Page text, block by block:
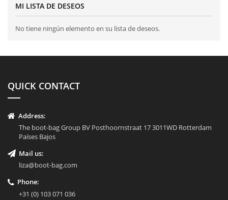
MI LISTA DE DESEOS
No tiene ningún elemento en su lista de deseos.
QUICK CONTACT
Address:
The boot-bag Group BV Posthoornstraat 17 3011WD Rotterdam
Países Bajos
Mail us:
liza@boot-bag.com
Phone:
+31 (0) 103 071 036